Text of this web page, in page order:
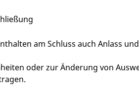
am Schluss auch Anlass
oder zur Änderung von